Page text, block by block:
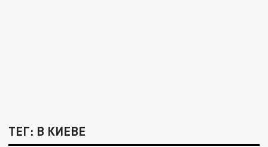
ТЕГ: В КИЕВЕ